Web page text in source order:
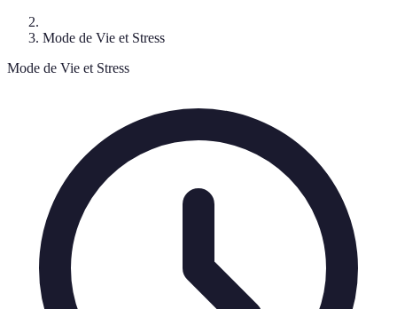
Mode de Vie et Stress
Mode de Vie et Stress